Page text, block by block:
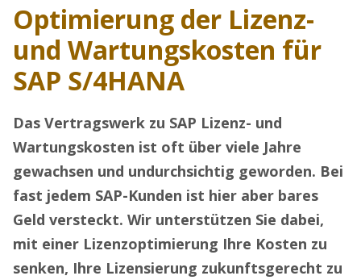
Optimierung der Lizenz-
und Wartungskosten für
SAP S/4HANA
Das Vertragswerk zu SAP Lizenz- und
Wartungskosten ist oft über viele Jahre
gewachsen und undurchsichtig geworden. Bei
fast jedem SAP-Kunden ist hier aber bares
Geld versteckt. Wir unterstützen Sie dabei,
mit einer Lizenzoptimierung Ihre Kosten zu
senken, Ihre Lizensierung zukunftsgerecht zu